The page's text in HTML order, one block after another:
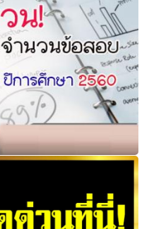
นข้อสอบO-NET ม. 6 ปี